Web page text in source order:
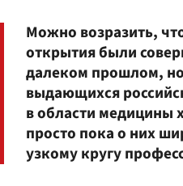
Можно возразить,
открытия были
далеком прошлом,
выдающихся
в области медицины
просто пока о них
узкому кругу